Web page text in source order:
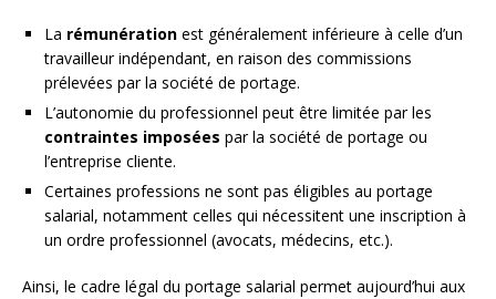
La rémunération est généralement inférieure à celle d’un
travailleur indépendant, en raison des commissions
prélevées par la société de portage.
L’autonomie du professionnel peut être limitée par les
contraintes imposées par la société de portage ou
l’entreprise cliente.
Certaines professions ne sont pas éligibles au portage
salarial, notamment celles qui nécessitent une inscription à
un ordre professionnel (avocats, médecins, etc.).
Ainsi, le cadre légal du portage salarial permet aujourd’hui aux